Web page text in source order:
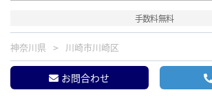
手数料無料
神奈川県 川崎市川崎区
お問合わせ